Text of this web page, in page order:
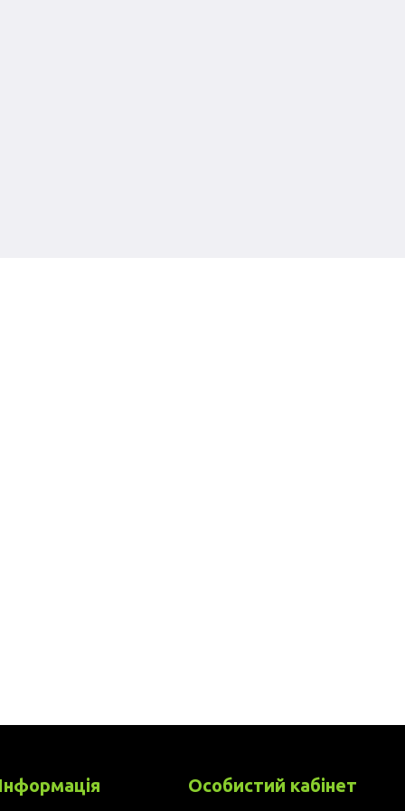
Інформація Особистий кабінет